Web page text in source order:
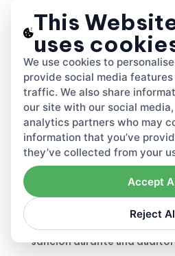
Una pequeña empresa de
vende en uno o dos
simple puede
horas por trimestre y
ordenados. La ecuación
Una empresa repartida en
enfrenta seis portales, seis
facturación y seis idiomas,
personal se convierte en
operativos que supera el
desliz clásico es declarar
compuestos como tipos
que infrapaga la tasa y
sanción durante una
This
uses
We use cookies to
provide social media
traffic. We also share
our site with our social
analytics partners who may
information that you’ve
they’ve collected from your
Reject
Accept